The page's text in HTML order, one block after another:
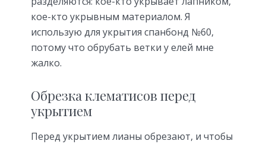
кое-кто укрывным материалом. Я
использую для укрытия спанбонд №60,
потому что обрубать ветки у елей мне
жалко.
Обрезка клематисов перед
укрытием
Перед укрытием лианы обрезают, и чтобы